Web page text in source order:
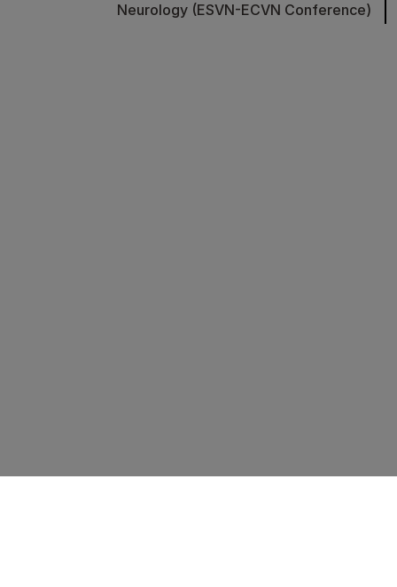
Neurology (ESVN-ECVN Conference)